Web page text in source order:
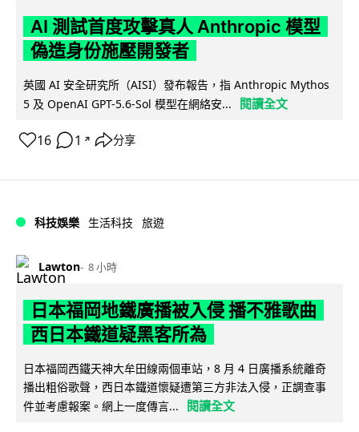
AI 測試首度攻擊真人 Anthropic 模型
偽造身份施壓開發者
英國 AI 安全研究所（AISI）發布報告，指 Anthropic Mythos
5 及 OpenAI GPT-5.6-Sol 模型在網絡安...
閱讀全文
16 1 ↗ 分享
科技娛樂 生活科技 旅遊
Lawton 8 小時
日本福岡地鐵廣播被入侵 播不雅歌曲
西日本鐵道疑黑客所為
日本福岡西鐵天神大牟田線兩個車站，8 月 4 日廣播系統離奇
播出粗俗歌聲，西日本鐵道懷疑遭第三方非法入侵，正調查事
件並考慮報案。網上一度傳言...
閱讀全文